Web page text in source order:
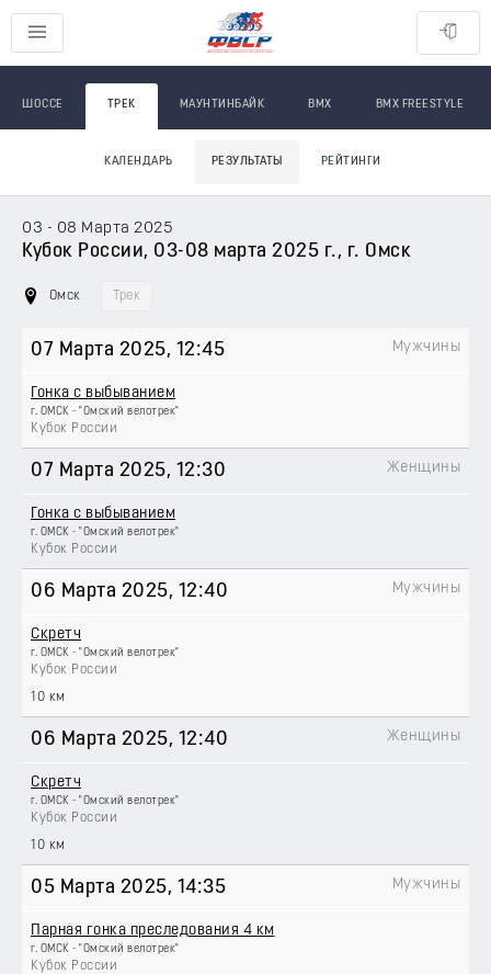
ШОССЕ ТРЕК МАУНТИНБАЙК BMX BMX FREESTYLE
КАЛЕНДАРЬ РЕЗУЛЬТАТЫ РЕЙТИНГИ
03 - 08 Марта 2025
Кубок России, 03-08 марта 2025 г., г. Омск
Омск Трек
07 Марта 2025, 12:45
Гонка с выбыванием
г. ОМСК - "Омский велотрек"
Кубок России
Мужчины
07 Марта 2025, 12:30
Гонка с выбыванием
г. ОМСК - "Омский велотрек"
Кубок России
Женщины
06 Марта 2025, 12:40
Скретч
г. ОМСК - "Омский велотрек"
Кубок России
Мужчины
10 км
06 Марта 2025, 12:40
Скретч
г. ОМСК - "Омский велотрек"
Кубок России
Женщины
10 км
05 Марта 2025, 14:35
Парная гонка преследования 4 км
г. ОМСК - "Омский велотрек"
Кубок России
Мужчины